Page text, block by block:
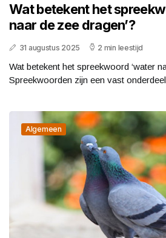
Wat betekent het
naar de zee dragen’?
31 augustus 2025 2 min leestijd
Wat betekent het spreekwoord ‘water
Spreekwoorden zijn een vast
Algemeen